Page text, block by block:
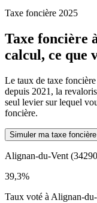
Taxe foncière 2025
Taxe foncière
calcul, ce que
Le taux de taxe
depuis 2021, la
seul levier sur lequel
foncière.
Simuler ma taxe
Alignan-du-Vent
39,3%
Taux voté à Alignan-